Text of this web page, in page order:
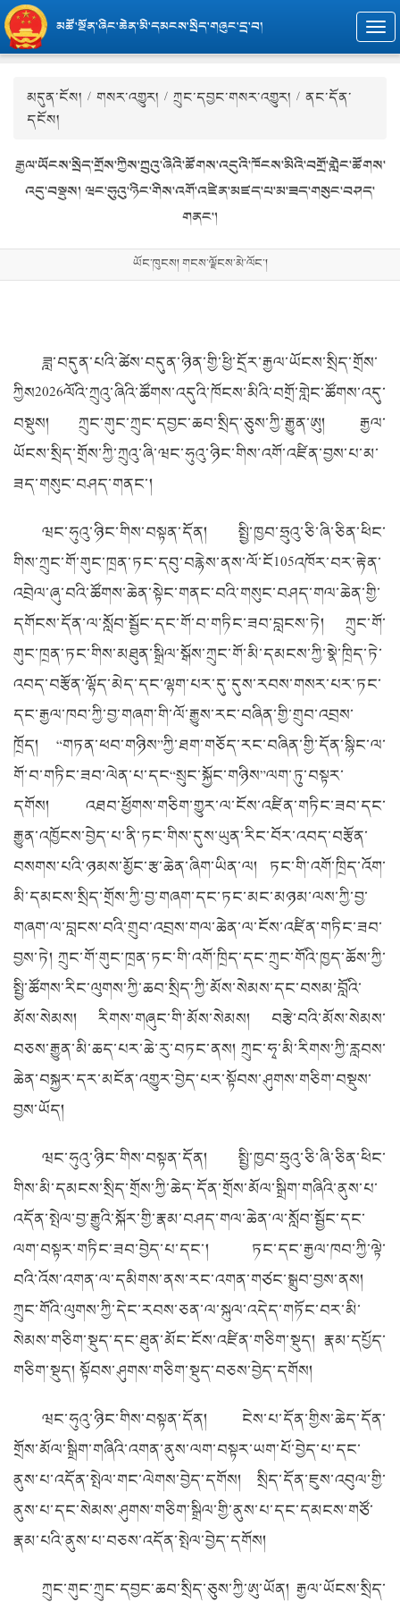
མཚོ་སྔོན་ཞིང་ཆེན་མི་དམངས་སྲིད་གཞུང་དྲ་བ།
མདུན་ངོས། / གསར་འགྱུར། / ཀྲུང་དབྱང་གསར་འགྱུར། / ནང་དོན་
དངོས།
རྒྱལ་ཡོངས་སྲིད་གྲོས་ཀྱིས་ཀྲུའུ་ཞིའི་ཚོགས་འདུའི་ཁོངས་མིའི་བགྲོ་གླེང་ཚོགས་
འདུ་བསྡུས། ཝང་ཧུའུ་ཉིང་གིས་འགོ་འཛིན་མཛད་པ་མ་ཟད་གསུང་བཤད་
གནང་།
ཡོང་ཁུངས། གངས་ལྗོངས་མེ་ལོང་།
ཟླ་བདུན་པའི་ཚེས་བདུན་ཉིན་གྱི་ཕྱི་དྲོར་རྒྱལ་ཡོངས་སྲིད་གྲོས་
ཀྱིས2026ལོའི་ཀྲུའུ་ཞིའི་ཚོགས་འདུའི་ཁོངས་མིའི་བགྲོ་གླེང་ཚོགས་འདུ་
བསྡུས། ཀྲུང་གུང་ཀྲུང་དབྱང་ཆབ་སྲིད་ཅུས་ཀྱི་རྒྱུན་ཨུ། རྒྱལ་
ཡོངས་སྲིད་གྲོས་ཀྱི་ཀྲུའུ་ཞི་ཝང་ཧུའུ་ཉིང་གིས་འགོ་འཛིན་བྱས་པ་མ་
ཟད་གསུང་བཤད་གནང་།
ཝང་ཧུའུ་ཉིང་གིས་བསྟན་དོན། སྤྱི་ཁྱབ་ཧྲུའུ་ཅི་ཞི་ཅིན་ཕིང་
གིས་ཀྲུང་གོ་གུང་ཁྲན་ཏང་དབུ་བརྙེས་ནས་ལོ་ངོ105འཁོར་བར་རྟེན་
འབྲེལ་ཞུ་བའི་ཚོགས་ཆེན་སྟེང་གནང་བའི་གསུང་བཤད་གལ་ཆེན་གྱི་
དགོངས་དོན་ལ་སློབ་སྦྱོང་དང་གོ་བ་གཏིང་ཟབ་བླངས་ཏེ། ཀྲུང་གོ་
གུང་ཁྲན་ཏང་གིས་མཐུན་སྒྲིལ་སྒོས་ཀྲུང་གོ་མི་དམངས་ཀྱི་སྣེ་ཁྲིད་ཏེ་
འབད་བརྩོན་ལྷོད་མེད་དང་ལྷག་པར་དུ་དུས་རབས་གསར་པར་ཏང་
དང་རྒྱལ་ཁབ་ཀྱི་བྱ་གཞག་གི་ལོ་རྒྱུས་རང་བཞིན་གྱི་གྲུབ་འབྲས་
ཁྲོད། “གཏན་ཕབ་གཉིས”ཀྱི་ཐག་གཅོད་རང་བཞིན་གྱི་དོན་སྙིང་ལ་
གོ་བ་གཏིང་ཟབ་ལེན་པ་དང“སྲུང་སྐྱོང་གཉིས”ལག་ཏུ་བསྟར་
དགོས། འཐབ་ཕྱོགས་གཅིག་གྱུར་ལ་ངོས་འཛིན་གཏིང་ཟབ་དང་
རྒྱུན་འཁྱོངས་བྱེད་པ་ནི་ཏང་གིས་དུས་ཡུན་རིང་བོར་འབད་བརྩོན་
བསགས་པའི་ཉམས་མྱོང་རྩ་ཆེན་ཞིག་ཡིན་ལ། ཏང་གི་འགོ་ཁྲིད་འོག་
མི་དམངས་སྲིད་གྲོས་ཀྱི་བྱ་གཞག་དང་ཏང་མང་མཉམ་ལས་ཀྱི་བྱ་
གཞག་ལ་བླངས་བའི་གྲུབ་འབྲས་གལ་ཆེན་ལ་ངོས་འཛིན་གཏིང་ཟབ་
བྱས་ཏེ། ཀྲུང་གོ་གུང་ཁྲན་ཏང་གི་འགོ་ཁྲིད་དང་ཀྲུང་གོའི་ཁྱད་ཆོས་ཀྱི་
སྤྱི་ཚོགས་རིང་ལུགས་ཀྱི་ཆབ་སྲིད་ཀྱི་མོས་སེམས་དང་བསམ་བློའི་
མོས་སེམས། རིགས་གཞུང་གི་མོས་སེམས། བརྩེ་བའི་མོས་སེམས་
བཅས་རྒྱུན་མི་ཆད་པར་ཆེ་རུ་བཏང་ནས། ཀྲུང་ཧྭ་མི་རིགས་ཀྱི་རླབས་
ཆེན་བསྐྱར་དར་མངོན་འགྱུར་བྱེད་པར་སྟོབས་ཤུགས་གཅིག་བསྡུས་
བྱས་ཡོད།
ཝང་ཧུའུ་ཉིང་གིས་བསྟན་དོན། སྤྱི་ཁྱབ་ཧྲུའུ་ཅི་ཞི་ཅིན་ཕིང་
གིས་མི་དམངས་སྲིད་གྲོས་ཀྱི་ཆེད་དོན་གྲོས་མོལ་སྒྲིག་གཞིའི་ནུས་པ་
འདོན་སྤེལ་བྱ་རྒྱུའི་སྐོར་གྱི་རྣམ་བཤད་གལ་ཆེན་ལ་སློབ་སྦྱོང་དང་
ལག་བསྟར་གཏིང་ཟབ་བྱེད་པ་དང་། ཏང་དང་རྒྱལ་ཁབ་ཀྱི་ལྟེ་
བའི་འོས་འགན་ལ་དམིགས་ནས་རང་འགན་གཙང་སྒྲུབ་བྱས་ནས།
ཀྲུང་གོའི་ལུགས་ཀྱི་དེང་རབས་ཅན་ལ་སྐུལ་འདེད་གཏོང་བར་མི་
སེམས་གཅིག་སྡུད་དང་ཐུན་མོང་ངོས་འཛིན་གཅིག་སྡུད། རྣམ་དཔྱོད་
གཅིག་སྡུད། སྟོབས་ཤུགས་གཅིག་སྡུད་བཅས་བྱེད་དགོས།
ཝང་ཧུའུ་ཉིང་གིས་བསྟན་དོན། ངེས་པ་དོན་གྱིས་ཆེད་དོན་
གྲོས་མོལ་སྒྲིག་གཞིའི་འགན་ནུས་ལག་བསྟར་ཡག་པོ་བྱེད་པ་དང་
ནུས་པ་འདོན་སྤེལ་གང་ལེགས་བྱེད་དགོས། སྲིད་དོན་ཇུས་འབུལ་གྱི་
ནུས་པ་དང་སེམས་ཤུགས་གཅིག་སྒྲིལ་གྱི་ནུས་པ་དང་དམངས་གཙོ་
རྣམ་པའི་ནུས་པ་བཅས་འདོན་སྤེལ་བྱེད་དགོས།
ཀྲུང་གུང་ཀྲུང་དབྱང་ཆབ་སྲིད་ཅུས་ཀྱི་ཨུ་ཡོན། རྒྱལ་ཡོངས་སྲིད་